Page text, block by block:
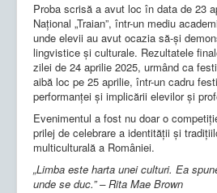
Proba scrisă a avut loc în data de 23
Național „Traian”, într-un mediu
unde elevii au avut ocazia să-și
lingvistice și culturale. Rezultatele
zilei de 24 aprilie 2025, urmând ca
aibă loc pe 25 aprilie, într-un cadru
performanței și implicării elevilor și
Evenimentul a fost nu doar o
prilej de celebrare a identității și
multiculturală a României.
„Limba este harta unei culturi. Ea
unde se duc.” – Rita Mae Brown